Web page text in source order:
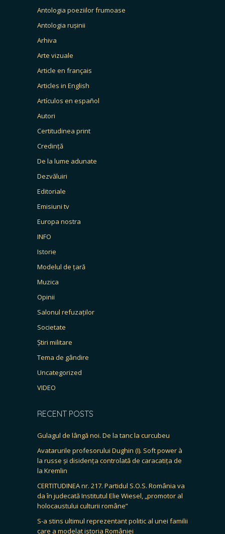
Antologia poeziilor frumoase
Antologia rușinii
Arhiva
Arte vizuale
Article en français
Articles in English
Artículos en español
Autori
Certitudinea print
Credință
De la lume adunate
Dezvăluiri
Editoriale
Emisiuni tv
Europa nostra
INFO
Istorie
Modelul de țară
Muzica
Opinii
Salonul refuzaților
Societate
Știri militare
Tema de gândire
Uncategorized
VIDEO
RECENT POSTS
Gulagul de lângă noi. De la tanc la curcubeu
Avatarurile profesorului Dughin (I). Soft power à
la russe și disidența controlată de caracatița de
la Kremlin
CERTITUDINEA nr. 217. Partidul S.O.S. România va
da în judecată Institutul Elie Wiesel, „promotor al
holocaustului culturii române”
S-a stins ultimul reprezentant politic al unei familii
care a modelat istoria României